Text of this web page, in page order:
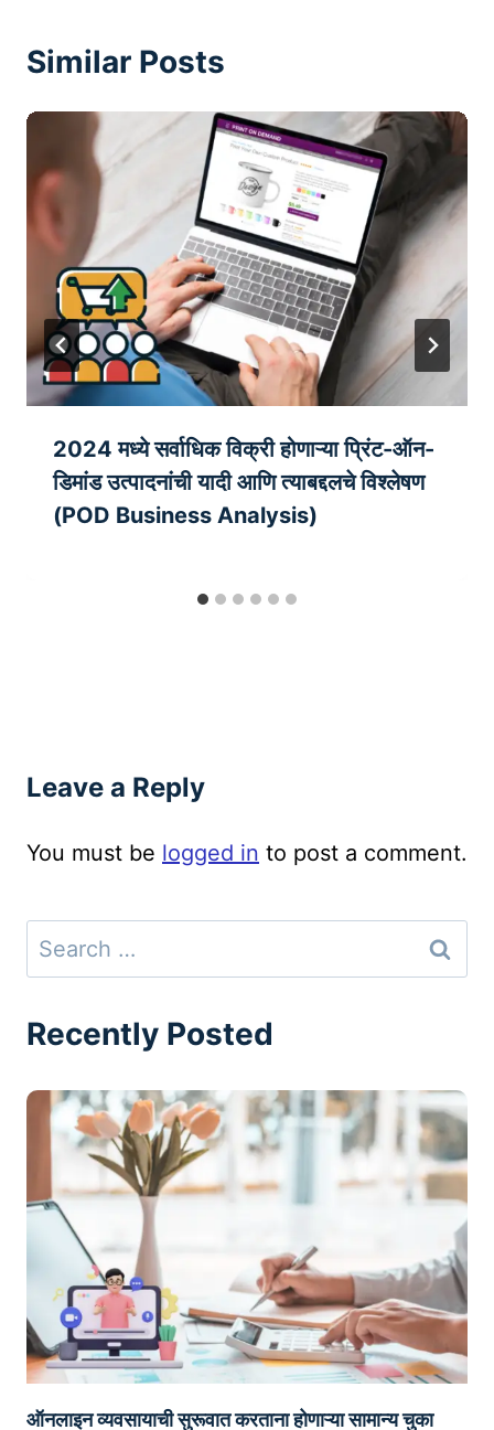
Similar Posts
2024 मध्ये सर्वाधिक विक्री होणाऱ्या प्रिंट-ऑन-
डिमांड उत्पादनांची यादी आणि त्याबद्दलचे विश्लेषण
(POD Business Analysis)
Leave a Reply
You must be logged in to post a comment.
Search
for:
Recently Posted
ऑनलाइन व्यवसायाची सुरूवात करताना होणाऱ्या सामान्य चुका